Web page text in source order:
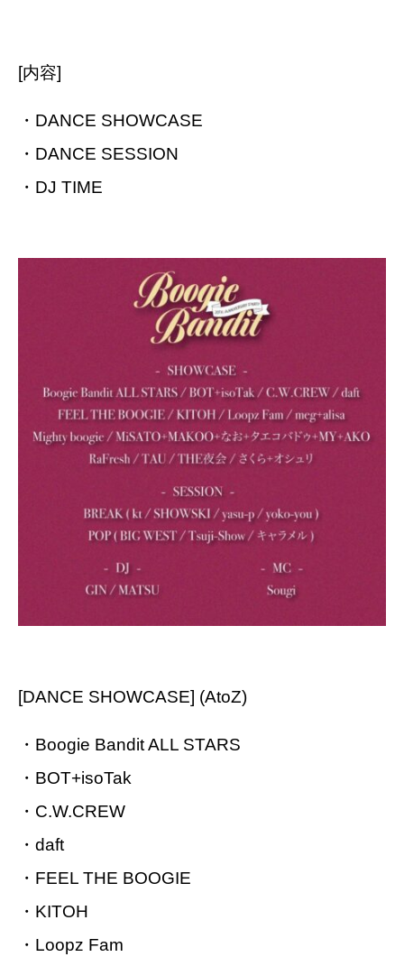
[内容]
・DANCE SHOWCASE
・DANCE SESSION
・DJ TIME
[DANCE SHOWCASE] (AtoZ)
・Boogie Bandit ALL STARS
・BOT+isoTak
・C.W.CREW
・daft
・FEEL THE BOOGIE
・KITOH
・Loopz Fam